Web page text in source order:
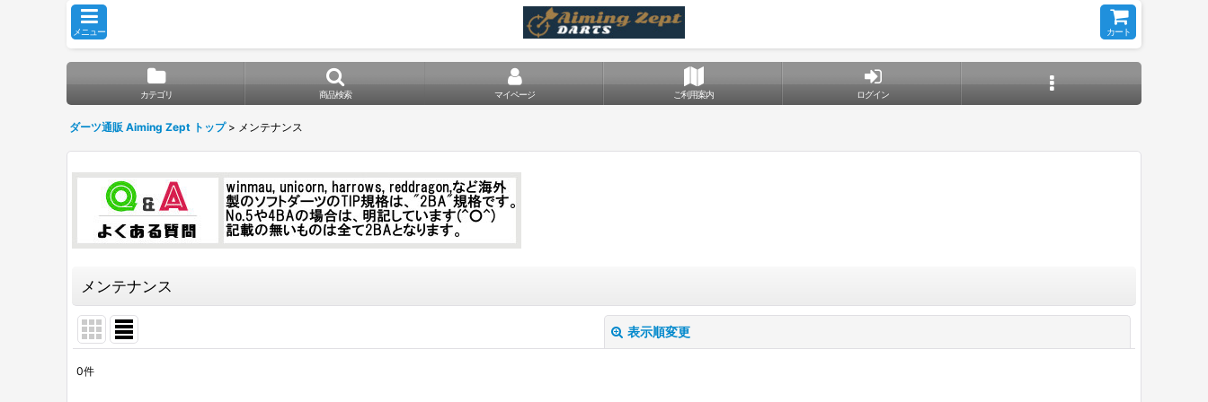
メニュー カート
カテゴリ 商品検索 マイページ ご利用案内 ログイン
ダーツ通販 Aiming Zept トップ > メンテナンス
メンテナンス
表示順変更
0件